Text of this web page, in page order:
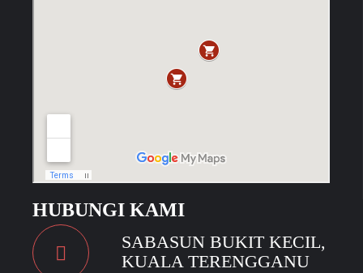
HUBUNGI KAMI
SABASUN BUKIT KECIL,
KUALA TERENGGANU